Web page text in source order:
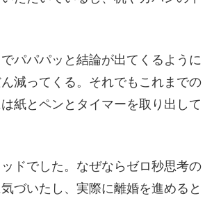
パパパッと結論が出てくるように
減ってくる。それでもこれまでの
紙とペンとタイマーを取り出して
ドでした。なぜならゼロ秒思考の
づいたし、実際に離婚を進めると